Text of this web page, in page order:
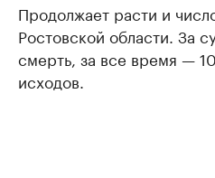
Продолжает расти и
Ростовской области. За
смерть, за все время —
исходов.